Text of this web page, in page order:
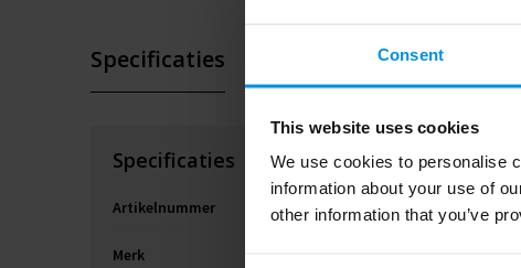
Consent
This website uses cookies
We use cookies to personalise
information about your use of
other information that you’ve
Specificaties
Specificaties
Artikelnummer
Merk